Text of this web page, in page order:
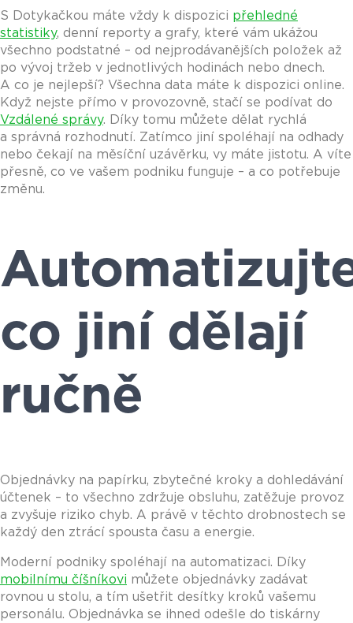
S Dotykačkou máte vždy k dispozici přehledné
statistiky, denní reporty a grafy, které vám ukážou
všechno podstatné – od nejprodávanějších položek až
po vývoj tržeb v jednotlivých hodinách nebo dnech.
A co je nejlepší? Všechna data máte k dispozici online.
Když nejste přímo v provozovně, stačí se podívat do
Vzdálené správy. Díky tomu můžete dělat rychlá
a správná rozhodnutí. Zatímco jiní spoléhají na odhady
nebo čekají na měsíční uzávěrku, vy máte jistotu. A víte
přesně, co ve vašem podniku funguje – a co potřebuje
změnu.
co jiní dělají
ručně
Objednávky na papírku, zbytečné kroky a dohledávání
účtenek – to všechno zdržuje obsluhu, zatěžuje provoz
a zvyšuje riziko chyb. A právě v těchto drobnostech se
každý den ztrácí spousta času a energie.
Moderní podniky spoléhají na automatizaci. Díky
mobilnímu číšníkovi můžete objednávky zadávat
rovnou u stolu, a tím ušetřit desítky kroků vašemu
personálu. Objednávka se ihned odešle do tiskárny